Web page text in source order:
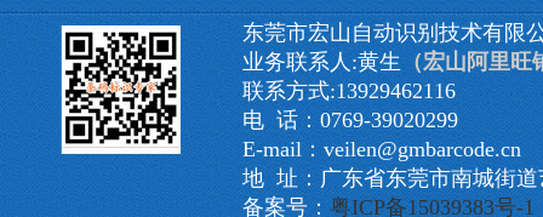
东莞市宏山自动识别技术有限
业务联系人:黄生 （宏山阿里旺
联系方式:13929462116
电 话：0769-39020299
E-mail：veilen@gmbarcode.cn
地 址：广东省东莞市南城街
备案号： 粤ICP备15039383号-1